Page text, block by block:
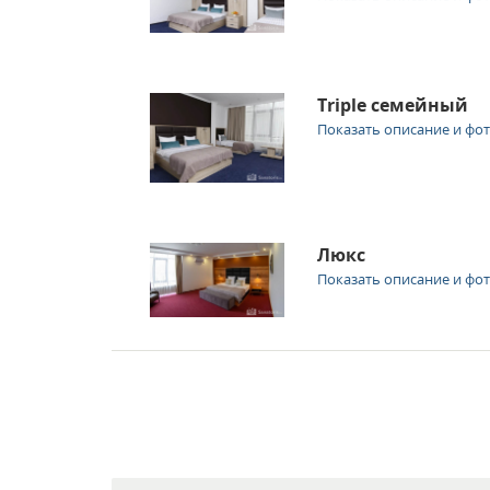
Triple семейный
Показать описание и
Люкс
Показать описание и